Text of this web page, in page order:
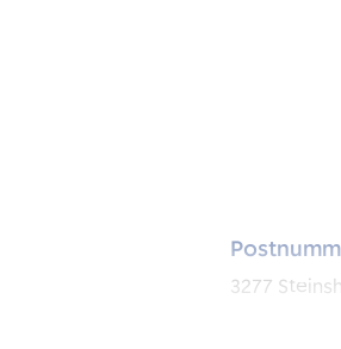
3277